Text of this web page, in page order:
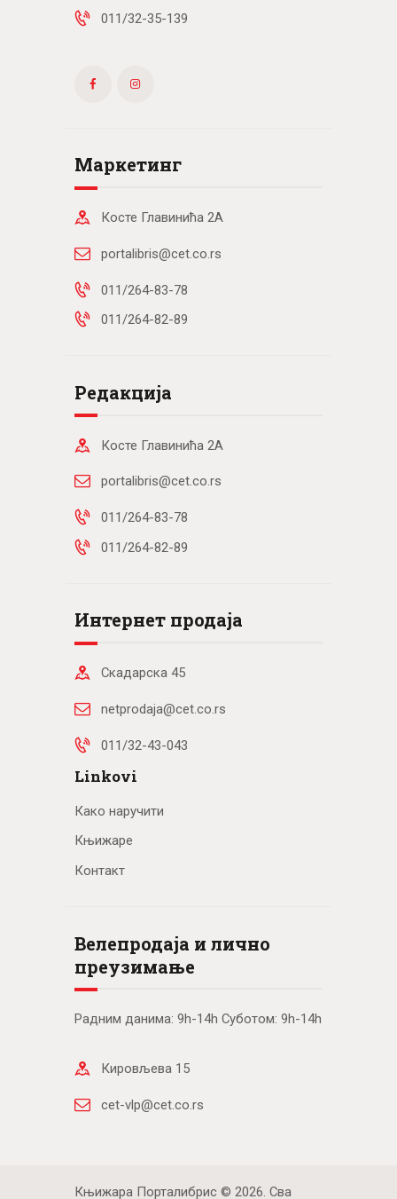
011/32-35-139
Маркетинг
Косте Главинића 2А
portalibris@cet.co.rs
011/264-83-78
011/264-82-89
Редакција
Косте Главинића 2А
portalibris@cet.co.rs
011/264-83-78
011/264-82-89
Интернет продаја
Скадарска 45
netprodaja@cet.co.rs
011/32-43-043
Linkovi
Како наручити
Књижаре
Контакт
Велепродаја и лично
преузимање
Радним данима: 9h-14h Суботом: 9h-14h
Кировљева 15
cet-vlp@cet.co.rs
Књижара Порталибрис © 2026. Сва